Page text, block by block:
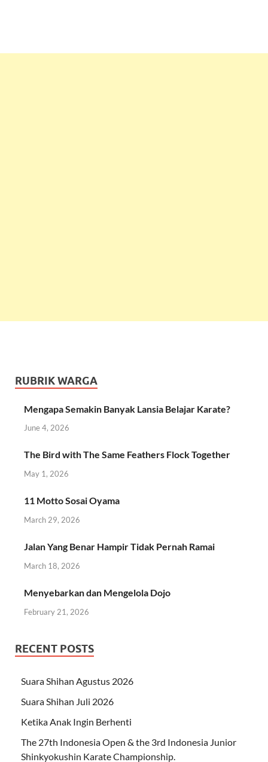
RUBRIK WARGA
Mengapa Semakin Banyak Lansia Belajar Karate?
June 4, 2026
The Bird with The Same Feathers Flock Together
May 1, 2026
11 Motto Sosai Oyama
March 29, 2026
Jalan Yang Benar Hampir Tidak Pernah Ramai
March 18, 2026
Menyebarkan dan Mengelola Dojo
February 21, 2026
RECENT POSTS
Suara Shihan Agustus 2026
Suara Shihan Juli 2026
Ketika Anak Ingin Berhenti
The 27th Indonesia Open & the 3rd Indonesia Junior
Shinkyokushin Karate Championship.